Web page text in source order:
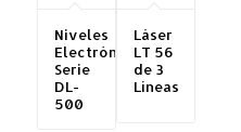
Niveles
Electrónicos
Serie
DL-
500
Láser
LT 56
de 3
Líneas